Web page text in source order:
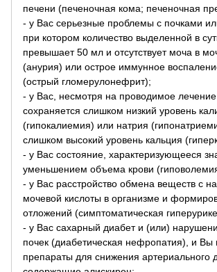
печени (печеночная кома; печеночная
- у Вас серьезные проблемы с почками
при котором количество выделенной в
превышает 50 мл и отсутствует моча в
(анурия) или острое иммунное
(острый гломерулонефрит);
- у Вас, несмотря на проводимое
сохраняется слишком низкий уровень
(гипокалиемия) или натрия
слишком высокий уровень кальция
- у Вас состояние, характеризующееся
уменьшением объема крови
- у Вас расстройство обмена веществ с
мочевой кислоты в организме и
отложений (симптоматическая
- у Вас сахарный диабет и (или)
почек (диабетическая нефропатия), и Вы
препараты для снижения артериального